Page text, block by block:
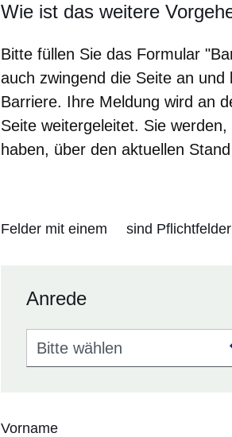
Wie ist das weitere
Bitte füllen Sie das Formular
auch zwingend die Seite an
Barriere. Ihre Meldung wird an
Seite weitergeleitet. Sie
haben, über den aktuellen
Felder mit einem sind
Anrede
Anrede
Vorname